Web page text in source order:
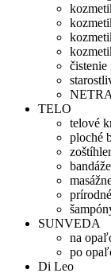
čistenie
TELO
telové
ploché
SUNVEDA
na
po
Di Leo